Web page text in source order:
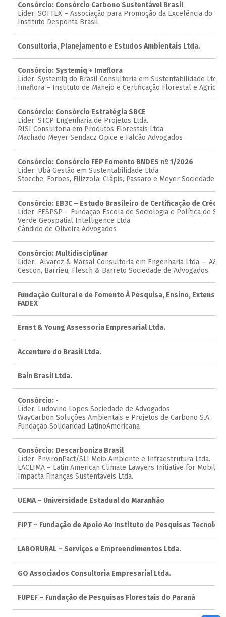
Consórcio: Consórcio Carbono Sustentável Brasil
Líder: SOFTEX – Associação para Promoção da Excelência do
Instituto Desponta Brasil
Consultoria, Planejamento e Estudos Ambientais Ltda.
Consórcio: Systemiq + Imaflora
Líder: Systemiq do Brasil Consultoria em Sustentabilidade Ltda
Imaflora – Instituto de Manejo e Certificação Florestal e Agrícola
Consórcio: Consórcio Estratégia SBCE
Líder: STCP Engenharia de Projetos Ltda.
RISI Consultoria em Produtos Florestais Ltda
Machado Meyer Sendacz Opice e Falcão Advogados
Consórcio: Consórcio FEP Fomento BNDES nº 1/2026
Líder: Ubá Gestão em Sustentabilidade Ltda.
Stocche, Forbes, Filizzola, Clápis, Passaro e Meyer Sociedade
Consórcio: EB3C – Estudo Brasileiro de Certificação de
Líder: FESPSP – Fundação Escola de Sociologia e Política de
Verde Geospatial Intelligence Ltda.
Cândido de Oliveira Advogados
Consórcio: Multidisciplinar
Líder: Alvarez & Marsal Consultoria em Engenharia Ltda. – A&M
Cescon, Barrieu, Flesch & Barreto Sociedade de Advogados
Fundação Cultural e de Fomento À Pesquisa, Ensino, Extensão
FADEX
Ernst & Young Assessoria Empresarial Ltda.
Accenture do Brasil Ltda.
Bain Brasil Ltda.
Consórcio: -
Líder: Ludovino Lopes Sociedade de Advogados
WayCarbon Soluções Ambientais e Projetos de Carbono S.A.
Fundação Solidaridad LatinoAmericana
Consórcio: Descarboniza Brasil
Líder: EnvironPact/SLI Meio Ambiente e Infraestrutura Ltda.
LACLIMA – Latin American Climate Lawyers Initiative for
Impacta Finanças Sustentáveis Ltda.
UEMA – Universidade Estadual do Maranhão
FIPT – Fundação de Apoio Ao Instituto de Pesquisas
LABORURAL – Serviços e Empreendimentos Ltda.
GO Associados Consultoria Empresarial Ltda.
FUPEF – Fundação de Pesquisas Florestais do Paraná